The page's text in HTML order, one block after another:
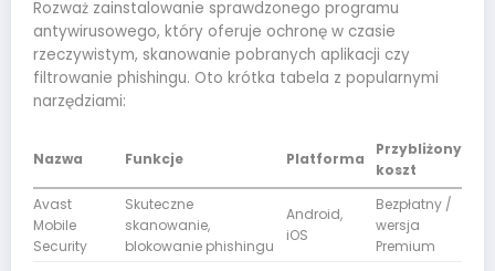
Rozważ zainstalowanie sprawdzonego programu
antywirusowego, który oferuje ochronę w czasie
rzeczywistym, skanowanie pobranych aplikacji czy
filtrowanie phishingu. Oto krótka tabela z popularnymi
narzędziami:
Nazwa Funkcje Platforma
Przybliżony
koszt
Avast
Mobile
Security
Skuteczne
skanowanie,
blokowanie phishingu
Android,
iOS
Bezpłatny /
wersja
Premium